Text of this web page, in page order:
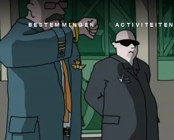
BESTEMMINGEN ACTIVITEITEN
Image